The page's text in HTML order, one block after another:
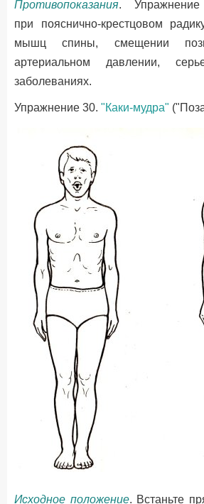
Противопоказания. Упражнение
при пояснично-крестцовом
мышц спины, смещении
артериальном давлении,
заболеваниях.
Упражнение 30. "Каки-мудра"
Исходное положение. Встаньте